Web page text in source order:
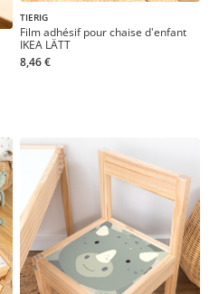
TIERIG
Film adhésif pour chaise d'enfant
IKEA LÄTT
8,46 €